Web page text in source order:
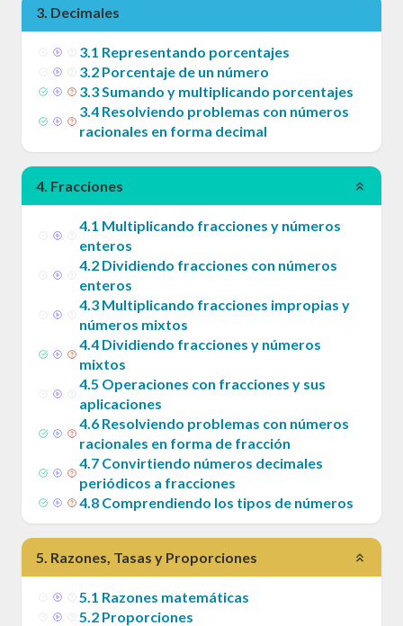
3. Decimales
3.1 Representando porcentajes
3.2 Porcentaje de un número
3.3Sumando y multiplicando porcentajes
3.4 Resolviendo problemas con números
racionales en forma decimal
4. Fracciones
4.1 Multiplicando fracciones y números
enteros
4.2 Dividiendo fracciones con números
enteros
4.3 Multiplicando fracciones impropias y
números mixtos
4.4 Dividiendo fracciones y números
mixtos
4.5 Operaciones con fracciones y sus
aplicaciones
4.6 Resolviendo problemas con números
racionales en forma de fracción
4.7 Convirtiendo números decimales
periódicos a fracciones
4.8 Comprendiendo los tipos de números
5. Razones, Tasas y Proporciones
5.1 Razones matemáticas
5.2 Proporciones